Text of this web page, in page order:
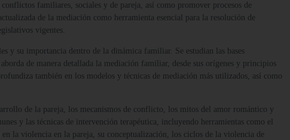
familiares, sociales y de pareja, así como promover procesos de
de la mediación como herramienta esencial para la resolución de
vigentes.
y su importancia dentro de la dinámica familiar. Se estudian las bases
de manera detallada la mediación familiar, desde sus orígenes y principios
también en los modelos y técnicas de mediación más utilizados, así como
de la pareja, los mecanismos de conflicto, los mitos del amor romántico y
y las técnicas de intervención terapéutica, incluyendo herramientas como el
la violencia en la pareja, su conceptualización, los ciclos de la violencia de